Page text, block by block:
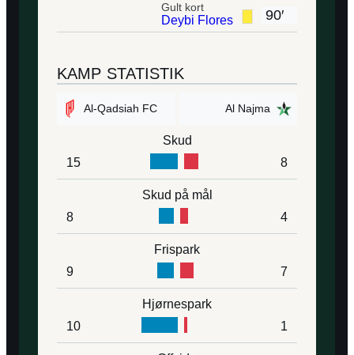
90′
Gult kort
Deybi Flores
KAMP STATISTIK
Al-Qadsiah FC Al Najma
Skud
15
8
Skud på mål
8
4
Frispark
9
7
Hjørnespark
10
1